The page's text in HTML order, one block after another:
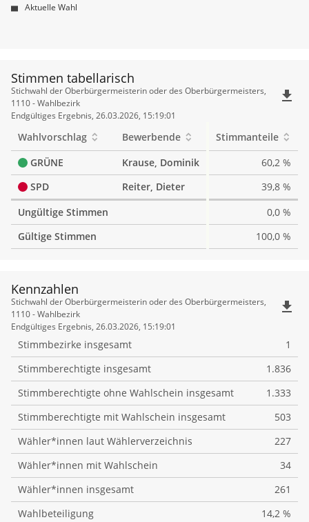
Aktuelle Wahl
Stimmen tabellarisch
Stimmen
tabellarisch
Stichwahl der Oberbürgermeisterin oder des Oberbürgermeisters,
1110 - Wahlbezirk
Endgültiges Ergebnis, 26.03.2026, 15:19:01
file_download
Wahlvorschlag Bewerbende
Stimmanteile
GRÜNE
Krause, Dominik
60,2 %
SPD
Reiter, Dieter
39,8 %
Ungültige Stimmen
0,0 %
Gültige Stimmen
100,0 %
Kennzahlen
Kennzahlen
Stichwahl der Oberbürgermeisterin oder des Oberbürgermeisters,
1110 - Wahlbezirk
Endgültiges Ergebnis, 26.03.2026, 15:19:01
file_download
Stimmbezirke insgesamt
1
Stimmberechtigte insgesamt
1.836
Stimmberechtigte ohne Wahlschein insgesamt
1.333
Stimmberechtigte mit Wahlschein insgesamt
503
Wähler*innen laut Wählerverzeichnis
227
Wähler*innen mit Wahlschein
34
Wähler*innen insgesamt
261
Wahlbeteiligung
14,2 %